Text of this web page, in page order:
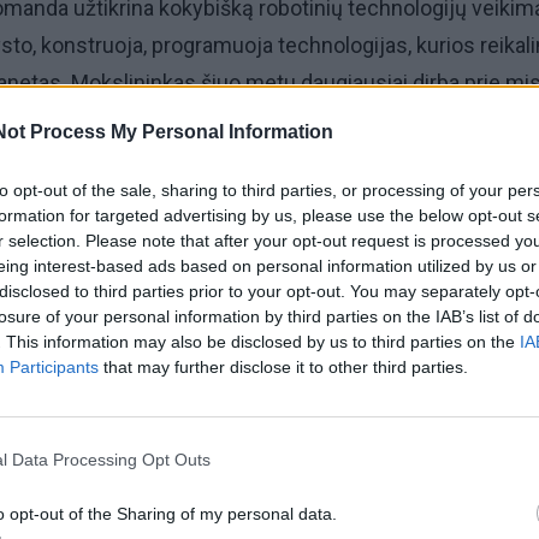
Process My Personal Information
opt-out of the sale, sharing to third parties, or processing of your
for targeted advertising by us, please use the below opt-out
selection. Please note that after your opt-out request is processed
interest-based ads based on personal information utilized by us
to third parties prior to your opt-out. You may separately
of your personal information by third parties on the IAB’s list of
This information may also be disclosed by us to third parties on the
Participants that may further disclose it to other third parties.
Data Processing Opt Outs
opt-out of the Sharing of my personal data.
užtikrina kokybišką robotinių technologijų
konstruoja, programuoja technologijas, kurios
Mokslininkas šiuo metu daugiausiai dirba prie
Europos kosmoso agentūros ir Rusijos programa,
misija. Ką tiksliai darote, koks yra jūsų
kurioje dirbu, yra labiau inžinerijos laboratorija, kuri
Šiuo metu „ExoMars“ yra vienintelė ir pagrindinė
Pavyzdžiui, turime marsaeigių prototipų, kurie,
„ExoMars“ aparatų dizainą. Tuos prototipus visaip